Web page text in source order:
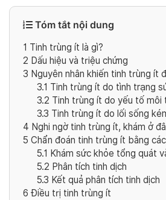
Tóm tắt nội dung
1 Tinh trùng ít là gì?
2 Dấu hiệu và triệu chứng
3 Nguyên nhân khiến tinh trùng ít
3.1 Tinh trùng ít do tình trạng
3.2 Tinh trùng ít do yếu tố môi
3.3 Tinh trùng ít do lối sống
4 Nghi ngờ tinh trùng ít, khám ở
5 Chẩn đoán tinh trùng ít bằng
5.1 Khám sức khỏe tổng quát
5.2 Phân tích tinh dịch
5.3 Kết quả phân tích tinh dịch
6 Điều trị tinh trùng ít